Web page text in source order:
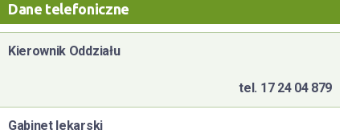
Dane telefoniczne
Kierownik Oddziału
tel. 17 24 04 879
Gabinet lekarski